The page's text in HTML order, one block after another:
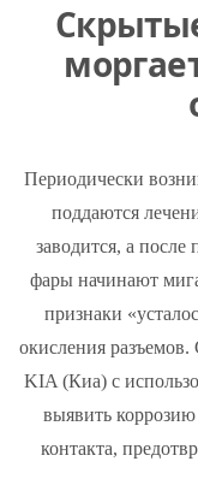
Периодически
поддаются
заводится, а после
фары начинают
признаки
окисления разъемов.
KIA (Киа) с
выявить
контакта,